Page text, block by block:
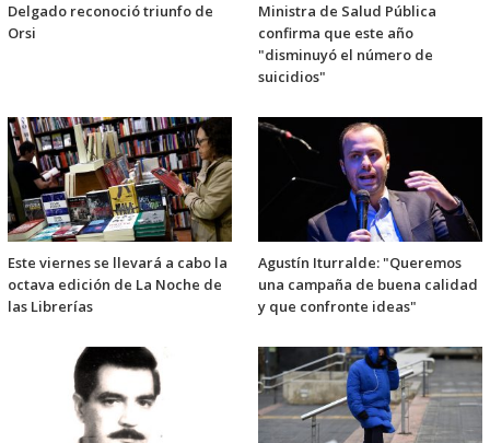
Delgado reconoció triunfo de
Orsi
Ministra de Salud Pública
confirma que este año
"disminuyó el número de
suicidios"
Este viernes se llevará a cabo la
octava edición de La Noche de
las Librerías
Agustín Iturralde: "Queremos
una campaña de buena calidad
y que confronte ideas"